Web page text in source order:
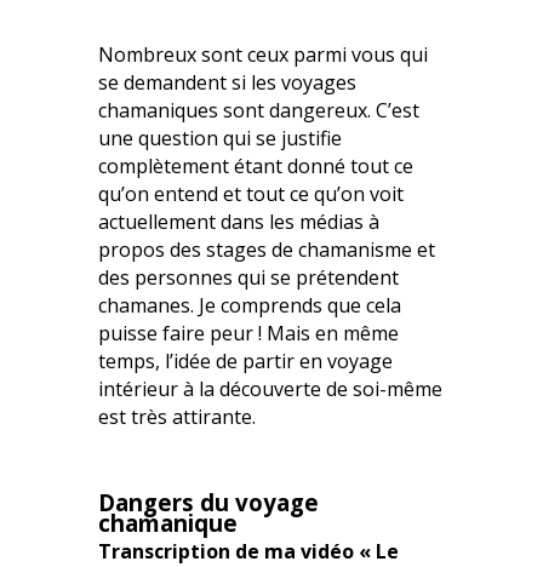
LinkedIn
Email
Nombreux sont ceux parmi vous qui
se demandent si les voyages
chamaniques sont dangereux. C’est
une question qui se justifie
complètement étant donné tout ce
qu’on entend et tout ce qu’on voit
actuellement dans les médias à
propos des stages de chamanisme et
des personnes qui se prétendent
chamanes. Je comprends que cela
puisse faire peur ! Mais en même
temps, l’idée de partir en voyage
intérieur à la découverte de soi-même
est très attirante.
Dangers du voyage
chamanique
Transcription de ma vidéo « Le